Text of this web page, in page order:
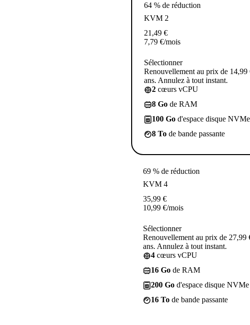
64 % de réduction
KVM 2
21,49 €
7,79 €/mois
Sélectionner
Renouvellement au prix de 14,99
ans. Annulez à tout instant.
2 cœurs vCPU
8 Go de RAM
100 Go d'espace disque NVMe
8 To de bande passante
69 % de réduction
KVM 4
35,99 €
10,99 €/mois
Sélectionner
Renouvellement au prix de 27,99
ans. Annulez à tout instant.
4 cœurs vCPU
16 Go de RAM
200 Go d'espace disque NVMe
16 To de bande passante